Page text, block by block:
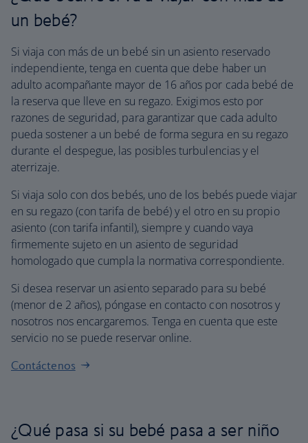
un bebé?
Si viaja con más de un bebé sin un asiento reservado
independiente, tenga en cuenta que debe haber un
adulto acompañante mayor de 16 años por cada bebé de
la reserva que lleve en su regazo. Exigimos esto por
razones de seguridad, para garantizar que cada adulto
pueda sostener a un bebé de forma segura en su regazo
durante el despegue, las posibles turbulencias y el
aterrizaje.
Si viaja solo con dos bebés, uno de los bebés puede viajar
en su regazo (con tarifa de bebé) y el otro en su propio
asiento (con tarifa infantil), siempre y cuando vaya
firmemente sujeto en un asiento de seguridad
homologado que cumpla la normativa correspondiente.
Si desea reservar un asiento separado para su bebé
(menor de 2 años), póngase en contacto con nosotros y
nosotros nos encargaremos. Tenga en cuenta que este
servicio no se puede reservar online.
Contáctenos
¿Qué pasa si su bebé pasa a ser niño